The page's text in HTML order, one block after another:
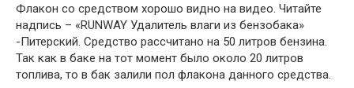
Флакон со средством хорошо видно на видео. Читайте
надпись – «RUNWAY Удалитель влаги из бензобака»
-Питерский. Средство рассчитано на 50 литров бензина.
Так как в баке на тот момент было около 20 литров
топлива, то в бак залили пол флакона данного средства.